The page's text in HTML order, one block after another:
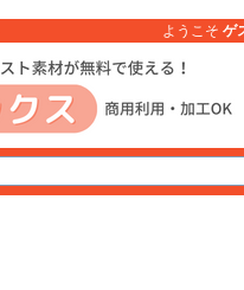
ようこそ ゲ